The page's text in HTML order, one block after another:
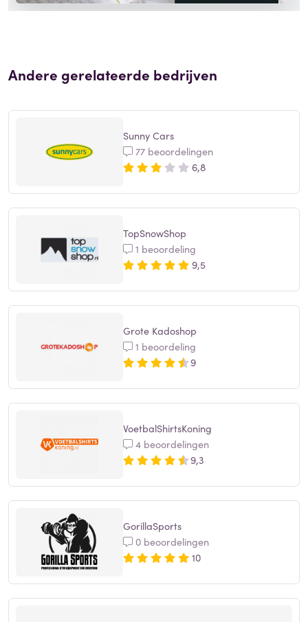
Andere gerelateerde bedrijven
Sunny Cars
77 beoordelingen
6,8
TopSnowShop
1 beoordeling
9,5
Grote Kadoshop
1 beoordeling
9
VoetbalShirtsKoning
4 beoordelingen
9,3
GorillaSports
0 beoordelingen
10